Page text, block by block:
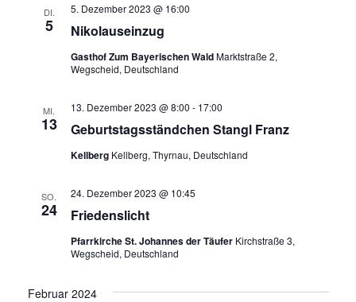
DI.
5 Nikolauseinzug
5. Dezember 2023 @ 16:00
Gasthof Zum Bayerischen WaldMarktstraße 2,
Wegscheid, Deutschland
MI.
13 Geburtstagsständchen Stangl Franz
13. Dezember 2023 @ 8:00 - 17:00
Kellberg Kellberg, Thyrnau, Deutschland
SO.
24 Friedenslicht
24. Dezember 2023 @ 10:45
Pfarrkirche St. Johannes der Täufer Kirchstraße 3,
Wegscheid, Deutschland
Februar 2024